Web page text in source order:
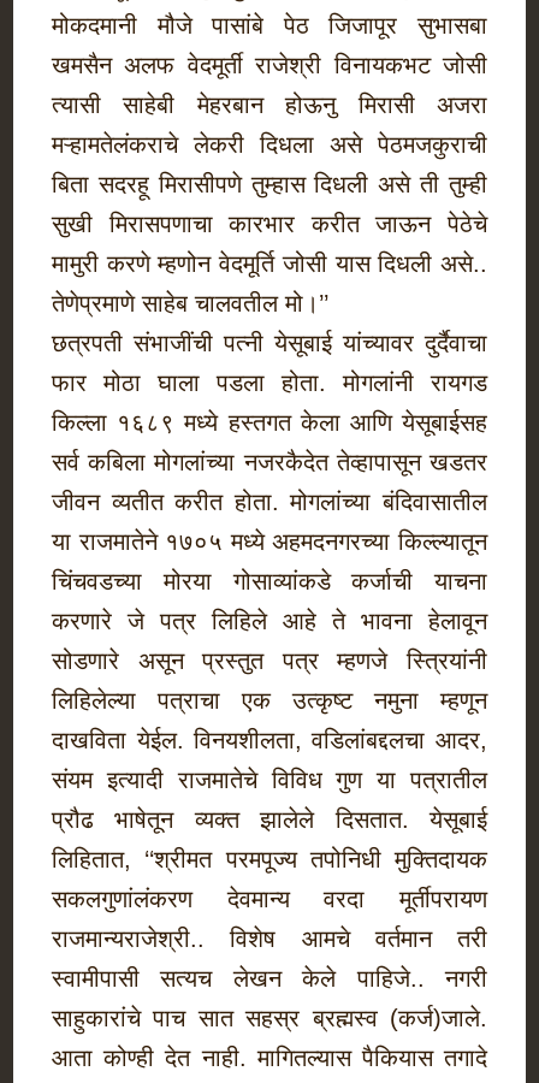
मोकदमानी मौजे पासांबे पेठ जिजापूर सुभासबा
खमसैन अलफ वेदमूर्ती राजेश्री विनायकभट जोसी
त्यासी साहेबी मेहरबान होऊनु मिरासी अजरा
मऱ्हामतेलंकराचे लेकरी दिधला असे पेठमजकुराची
बिता सदरहू मिरासीपणे तुम्हास दिधली असे ती तुम्ही
सुखी मिरासपणाचा कारभार करीत जाऊन पेठेचे
मामुरी करणे म्हणोन वेदमूर्ति जोसी यास दिधली असे..
तेणेप्रमाणे साहेब चालवतील मो।’’
छत्रपती संभाजींची पत्नी येसूबाई यांच्यावर दुर्दैवाचा
फार मोठा घाला पडला होता. मोगलांनी रायगड
किल्ला १६८९ मध्ये हस्तगत केला आणि येसूबाईसह
सर्व कबिला मोगलांच्या नजरकैदेत तेव्हापासून खडतर
जीवन व्यतीत करीत होता. मोगलांच्या बंदिवासातील
या राजमातेने १७०५ मध्ये अहमदनगरच्या किल्ल्यातून
चिंचवडच्या मोरया गोसाव्यांकडे कर्जाची याचना
करणारे जे पत्र लिहिले आहे ते भावना हेलावून
सोडणारे असून प्रस्तुत पत्र म्हणजे स्त्रियांनी
लिहिलेल्या पत्राचा एक उत्कृष्ट नमुना म्हणून
दाखविता येईल. विनयशीलता, वडिलांबद्दलचा आदर,
संयम इत्यादी राजमातेचे विविध गुण या पत्रातील
प्रौढ भाषेतून व्यक्त झालेले दिसतात. येसूबाई
लिहितात, ‘‘श्रीमत परमपूज्य तपोनिधी मुक्तिदायक
सकलगुणांलंकरण देवमान्य वरदा मूर्तीपरायण
राजमान्यराजेश्री.. विशेष आमचे वर्तमान तरी
स्वामीपासी सत्यच लेखन केले पाहिजे.. नगरी
साहुकारांचे पाच सात सहस्र ब्रह्मस्व (कर्ज)जाले.
आता कोण्ही देत नाही. मागितल्यास पैकियास तगादे